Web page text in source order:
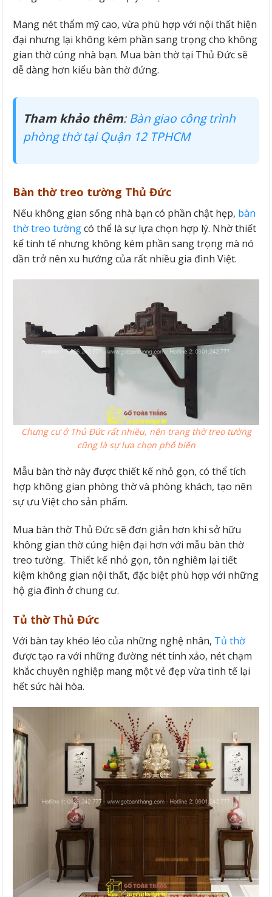
Mang nét thẩm mỹ cao, vừa phù hợp với nội thất hiện
đại nhưng lại không kém phần sang trọng cho không
gian thờ cúng nhà bạn. Mua bàn thờ tại Thủ Đức sẽ
dễ dàng hơn kiểu bàn thờ đứng.
Tham khảo thêm: Bàn giao công trình
phòng thờ tại Quận 12 TPHCM
Bàn thờ treo tường Thủ Đức
Nếu không gian sống nhà bạn có phần chật hẹp, bàn
thờ treo tườngcó thể là sự lựa chọn hợp lý. Nhờ thiết
kế tinh tế nhưng không kém phần sang trọng mà nó
dần trở nên xu hướng của rất nhiều gia đình Việt.
Chưng cư ở Thủ Đức rất nhiều, nên trang thờ treo tường
cũng là sự lựa chọn phổ biến
Mẫu bàn thờ này được thiết kế nhỏ gọn, có thể tích
hợp không gian phòng thờ và phòng khách, tạo nên
sự ưu Việt cho sản phẩm.
Mua bàn thờ Thủ Đức sẽ đơn giản hơn khi sở hữu
không gian thờ cúng hiện đại hơn với mẫu bàn thờ
treo tường. Thiết kế nhỏ gọn, tôn nghiêm lại tiết
kiệm không gian nội thất, đặc biệt phù hợp với những
hộ gia đình ở chung cư.
Tủ thờ Thủ Đức
Với bàn tay khéo léo của những nghệ nhân, Tủ thờ
được tạo ra với những đường nét tinh xảo, nét chạm
khắc chuyên nghiệp mang một vẻ đẹp vừa tinh tế lại
hết sức hài hòa.